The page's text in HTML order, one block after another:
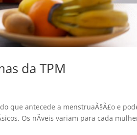
da TPM
que antecede a menstruaÃ§Ã£o e
Os nÃ­veis variam para cada